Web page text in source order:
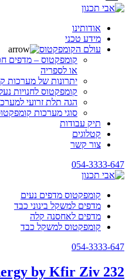
אודותינו
מידע טכני
עולם הקומפקטוס
קומפקטוס – מדפים
או לספריה
יתרונות של מערכות
קומפקטוס לחנויות
הגה תלת זרועי
סוגי מערכות
תיק עבודות
קטלוגים
צור קשר
054-3333-647
קומפקטוס מדפים נעים
מדפים למשקל בינוני כבד
מדפים לאחסנה קלה
קומפקטוס למשקל כבד
054-3333-647
by Kfir Ziv 232